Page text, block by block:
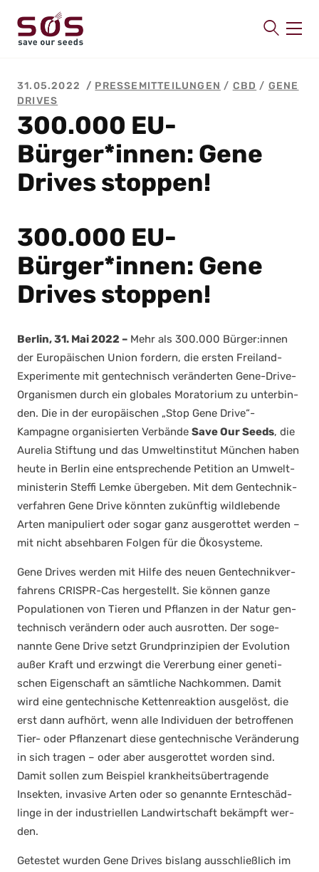
Über uns
Aktuelles
Mitmachen
Publikationen
Kontakt
31.05.2022 PRESSEMITTEILUNGEN / CBD / GENE
DRIVES
300.000 EU-
Bürger*innen: Gene
Drives stoppen!
300.000 EU-
Bürger*innen: Gene
Drives stoppen!
Ber­lin, 31. Mai 2022 – Mehr als 300.000 Bürger:innen
der Euro­päi­schen Uni­on for­dern, die ers­ten Frei­land-
Expe­ri­men­te mit gen­tech­nisch ver­än­der­ten Gene-Dri­ve-
Orga­nis­men durch ein glo­ba­les Mora­to­ri­um zu unter­bin­
den. Die in der euro­päi­schen „Stop Gene Drive“-
Kampagne orga­ni­sier­ten Ver­bän­de Save Our Seeds, die
Aure­lia Stif­tung und das Umwelt­in­sti­tut Mün­chen haben
heu­te in Ber­lin eine ent­spre­chen­de Peti­ti­on an Umwelt­
mi­nis­te­rin Stef­fi Lem­ke über­ge­ben. Mit dem Gen­tech­nik­
ver­fah­ren Gene Dri­ve könn­ten zukünf­tig wild­le­ben­de
Arten mani­pu­liert oder sogar ganz aus­ge­rot­tet wer­den –
mit nicht abseh­ba­ren Fol­gen für die Öko­sys­te­me.
Gene Dri­ves wer­den mit Hil­fe des neu­en Gen­tech­nik­ver­
fah­rens CRIS­PR-Cas her­ge­stellt. Sie kön­nen gan­ze
Popu­la­tio­nen von Tie­ren und Pflan­zen in der Natur gen­
tech­nisch ver­än­dern oder auch aus­rot­ten. Der soge­
nann­te Gene Dri­ve setzt Grund­prin­zi­pi­en der Evo­lu­ti­on
außer Kraft und erzwingt die Ver­er­bung einer gene­ti­
schen Eigen­schaft an sämt­li­che Nach­kom­men. Damit
wird eine gen­tech­ni­sche Ket­ten­re­ak­ti­on aus­ge­löst, die
erst dann auf­hört, wenn alle Indi­vi­du­en der betrof­fe­nen
Tier- oder Pflan­zen­art die­se gen­tech­ni­sche Ver­än­de­rung
in sich tra­gen – oder aber aus­ge­rot­tet wor­den sind.
Damit sol­len zum Bei­spiel krank­heits­über­tra­gen­de
Insek­ten, inva­si­ve Arten oder so genann­te Ern­te­schäd­
lin­ge in der indus­tri­el­len Land­wirt­schaft bekämpft wer­
den.
Getes­tet wur­den Gene Dri­ves bis­lang aus­schließ­lich im